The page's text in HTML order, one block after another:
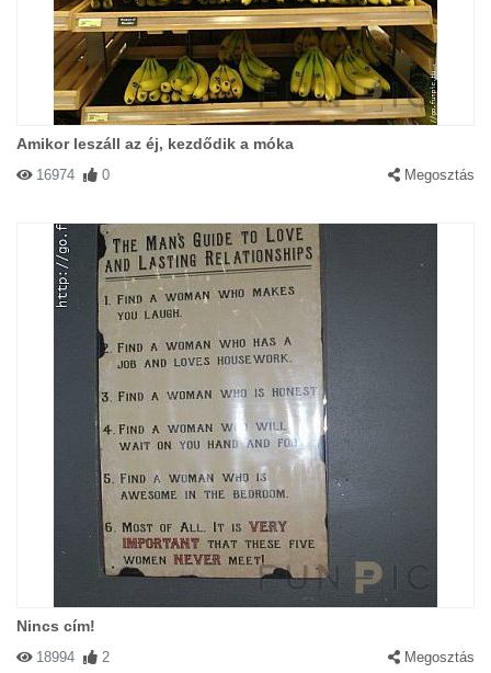
Amikor leszáll az éj, kezdődik a móka
16974 0 Megosztás
Nincs cím!
18994 2 Megosztás